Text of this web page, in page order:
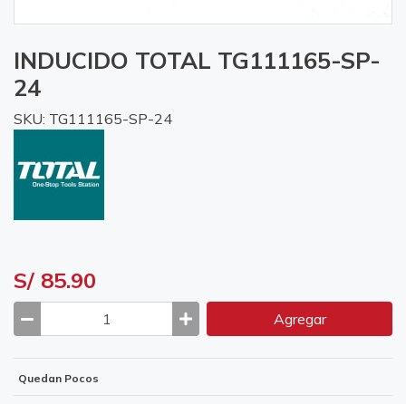
INDUCIDO TOTAL TG111165-SP-
24
SKU: TG111165-SP-24
S/ 85.90
Agregar
Quedan Pocos